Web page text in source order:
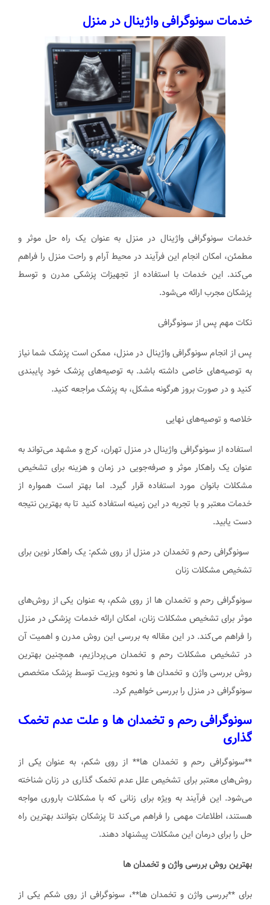
خدمات سونوگرافی واژینال در منزل
خدمات سونوگرافی واژینال در منزل به عنوان یک راه حل موثر و
مطمئن، امکان انجام این فرآیند در محیط آرام و راحت منزل را فراهم
می‌کند. این خدمات با استفاده از تجهیزات پزشکی مدرن و توسط
پزشکان مجرب ارائه می‌شود.
نکات مهم پس از سونوگرافی
پس از انجام سونوگرافی واژینال در منزل، ممکن است پزشک شما نیاز
به توصیه‌های خاصی داشته باشد. به توصیه‌های پزشک خود پایبندی
کنید و در صورت بروز هرگونه مشکل، به پزشک مراجعه کنید.
خلاصه و توصیه‌های نهایی
استفاده از سونوگرافی واژینال در منزل تهران، کرج و مشهد می‌تواند به
عنوان یک راهکار موثر و صرفه‌جویی در زمان و هزینه برای تشخیص
مشکلات بانوان مورد استفاده قرار گیرد. اما بهتر است همواره از
خدمات معتبر و با تجربه در این زمینه استفاده کنید تا به بهترین نتیجه
دست یابید.
سونوگرافی رحم و تخمدان در منزل از روی شکم: یک راهکار نوین برای
تشخیص مشکلات زنان
سونوگرافی رحم و تخمدان ها از روی شکم، به عنوان یکی از روش‌های
موثر برای تشخیص مشکلات زنان، امکان ارائه خدمات پزشکی در منزل
را فراهم می‌کند. در این مقاله به بررسی این روش مدرن و اهمیت آن
در تشخیص مشکلات رحم و تخمدان می‌پردازیم، همچنین بهترین
روش بررسی واژن و تخمدان ها و نحوه ویزیت توسط پزشک متخصص
سونوگرافی در منزل را بررسی خواهیم کرد.
سونوگرافی رحم و تخمدان ها و علت عدم تخمک
گذاری
**سونوگرافی رحم و تخمدان ها** از روی شکم، به عنوان یکی از
روش‌های معتبر برای تشخیص علل عدم تخمک گذاری در زنان شناخته
می‌شود. این فرآیند به ویژه برای زنانی که با مشکلات باروری مواجه
هستند، اطلاعات مهمی را فراهم می‌کند تا پزشکان بتوانند بهترین راه
حل را برای درمان این مشکلات پیشنهاد دهند.
بهترین روش بررسی واژن و تخمدان ها
برای **بررسی واژن و تخمدان ها**، سونوگرافی از روی شکم یکی از